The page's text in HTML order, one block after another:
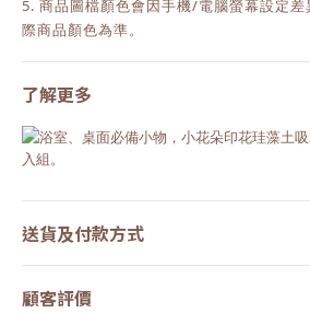
5. 商品圖檔顏色會因手機/電腦螢幕設定
際商品顏色為準。
了解更多
送貨及付款方式
顧客評價